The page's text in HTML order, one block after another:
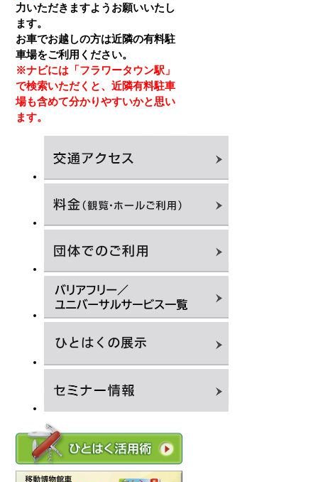
力いただきますようお願いいたし
ます。
お車でお越しの方は近隣の有料駐
車場をご利用ください。
※ナビには「フラワータウン駅」
で検索いただくと、近隣有料駐車
場も含めて分かりやすいかと思い
ます。